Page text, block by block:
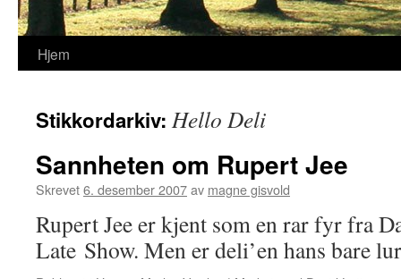
Hopp
innhold
Hjem
Stikkordarkiv: Hello Deli
Sannheten om Rupert Jee
Skrevet6. desember 2007av magne gisvold
Rupert Jee er kjent som en rar fyr fra
Late Show. Men er deli’en hans bare